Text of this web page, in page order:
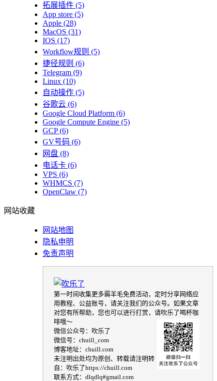
拓展插件 (5)
App store (5)
Apple (28)
MacOS (31)
IOS (17)
Workflow规则 (5)
捷径规则 (6)
Telegram (9)
Linux (10)
自动操作 (5)
谷歌云 (6)
Google Cloud Platform (6)
Google Compute Engine (5)
GCP(6)
GV号码 (6)
网盘 (8)
电话卡 (6)
VPS (6)
WHMCS (7)
OpenClaw (7)
网站收藏
网站地图
隐私申明
免责声明
第一时间收集更多薅羊毛免费活动，定时分享网络应
用教程、公益账号，请关注我们的公众号。如果文章
对您有所帮助，您也可以进行打赏，请吹乐了喝杯咖
啡哦～
微信公众号：吹乐了
微信号：chuill_com
博客地址：chuill.com
未注明出处均为原创、转载请注明转
自：吹乐了https://chuill.com
联系方式：dlqdlq#gmail.com